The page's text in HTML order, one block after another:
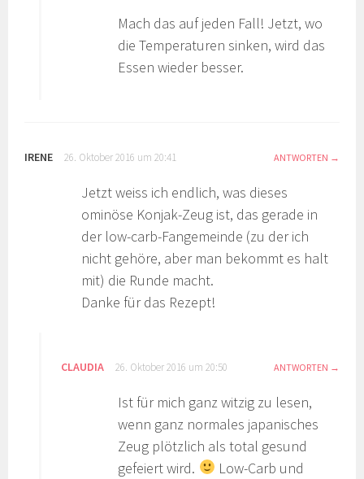
Mach das auf jeden Fall! Jetzt, wo
die Temperaturen sinken, wird das
Essen wieder besser.
IRENE 26. Oktober 2016 um 20:41 ANTWORTEN
Jetzt weiss ich endlich, was dieses
ominöse Konjak-Zeug ist, das gerade in
der low-carb-Fangemeinde (zu der ich
nicht gehöre, aber man bekommt es halt
mit) die Runde macht.
Danke für das Rezept!
CLAUDIA 26. Oktober 2016 um 20:50 ANTWORTEN
Ist für mich ganz witzig zu lesen,
wenn ganz normales japanisches
Zeug plötzlich als total gesund
gefeiert wird.
Low-Carb und